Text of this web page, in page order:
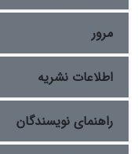
مرور
اطلاعات نشریه
راهنمای نویسندگان